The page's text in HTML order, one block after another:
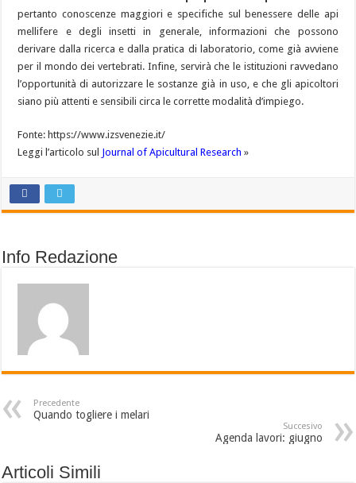
pertanto conoscenze maggiori e specifiche sul benessere delle api
mellifere e degli insetti in generale, informazioni che possono
derivare dalla ricerca e dalla pratica di laboratorio, come già avviene
per il mondo dei vertebrati. Infine, servirà che le istituzioni ravvedano
l’opportunità di autorizzare le sostanze già in uso, e che gli apicoltori
siano più attenti e sensibili circa le corrette modalità d’impiego.
Fonte: https://www.izsvenezie.it/
Leggi l’articolo sul Journal of Apicultural Research »
Info Redazione
Precedente
Quando togliere i melari
Succesivo
Agenda lavori: giugno
Articoli Simili